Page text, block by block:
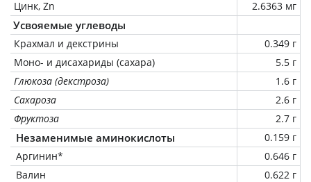
Цинк, Zn
2.6363 мг
Усвояемые углеводы
Крахмал и декстрины
0.349 г
Моно- и дисахариды (сахара)
5.5 г
Глюкоза (декстроза)
1.6 г
Сахароза
2.6 г
Фруктоза
2.7 г
Незаменимые аминокислоты
0.159 г
Аргинин*
0.646 г
Валин
0.622 г